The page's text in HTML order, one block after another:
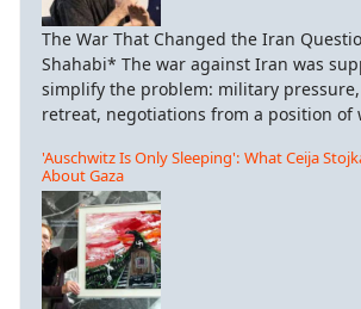
The War That Changed the Iran
Shahabi* The war against Iran was
simplify the problem: military pressure,
retreat, negotiations from a position of
'Auschwitz Is Only Sleeping': What Ceija
About Gaza